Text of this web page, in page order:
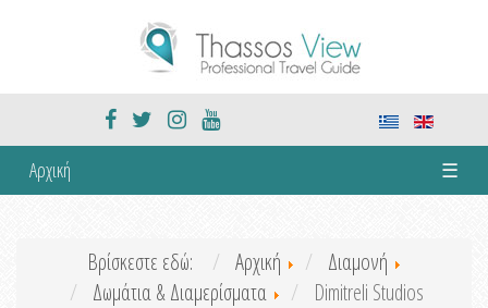
Αρχική ☰
Βρίσκεστε εδώ: Αρχική
Διαμονή
Δωμάτια & Διαμερίσματα
Dimitreli Studios